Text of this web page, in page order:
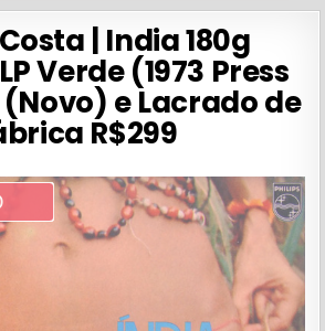
| India 180g
Verde (1973 Press
e Lacrado de
R$299